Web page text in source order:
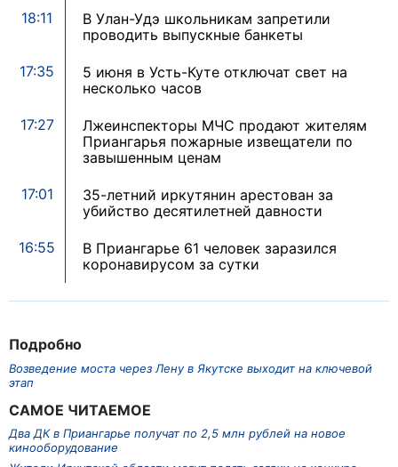
Подробно
Возведение моста через Лену в Якутске выходит на ключевой
этап
САМОЕ ЧИТАЕМОЕ
Два ДК в Приангарье получат по 2,5 млн рублей на новое
кинооборудование
18:11
В Улан-Удэ школьникам запретили
проводить выпускные банкеты
17:35
5 июня в Усть-Куте отключат свет на
несколько часов
17:27
Лжеинспекторы МЧС продают жителям
Приангарья пожарные извещатели по
завышенным ценам
17:01
35-летний иркутянин арестован за
убийство десятилетней давности
16:55
В Приангарье 61 человек заразился
коронавирусом за сутки